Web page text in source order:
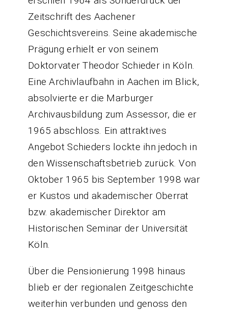
Zeitschrift des Aachener
Geschichtsvereins. Seine akademische
Prägung erhielt er von seinem
Doktorvater Theodor Schieder in Köln.
Eine Archivlaufbahn in Aachen im Blick,
absolvierte er die Marburger
Archivausbildung zum Assessor, die er
1965 abschloss. Ein attraktives
Angebot Schieders lockte ihn jedoch in
den Wissenschaftsbetrieb zurück. Von
Oktober 1965 bis September 1998 war
er Kustos und akademischer Oberrat
bzw. akademischer Direktor am
Historischen Seminar der Universität
Köln.
Über die Pensionierung 1998 hinaus
blieb er der regionalen Zeitgeschichte
weiterhin verbunden und genoss den